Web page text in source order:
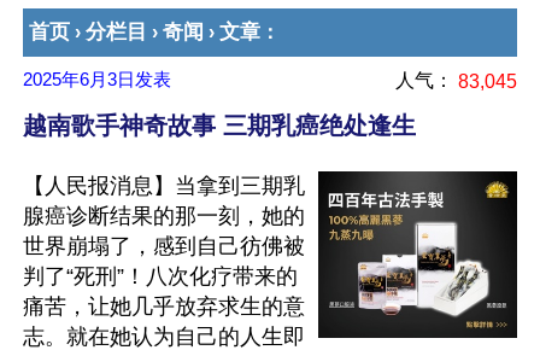
首页 › 分栏目 › 奇闻 › 文章 ：
2025年6月3日 发表 人气： 83,045
越南歌手神奇故事 三期乳癌绝处逢生
【人民报消息】当拿到三期乳
腺癌诊断结果的那一刻，她的
世界崩塌了，感到自己彷佛被
判了“死刑”！八次化疗带来的
痛苦，让她几乎放弃求生的意
志。就在她认为自己的人生即